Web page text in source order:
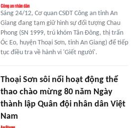
Sáng 24/12, Cơ quan CSĐT Công an tỉnh An
Giang đang tạm giữ hình sự đối tượng Chau
Phong (SN 1999, trú khóm Tân Đông, thị trấn
Óc Eo, huyện Thoại Sơn, tỉnh An Giang) để tiếp
tục điều tra về hành vi 'Giết người'.
Thoại Sơn sôi nổi hoạt động thể
thao chào mừng 80 năm Ngày
thành lập Quân đội nhân dân Việt
Nam